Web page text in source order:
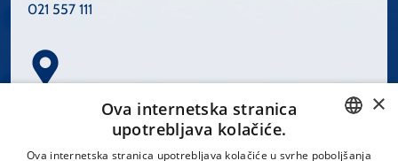
021 557 111
Spinčićeva 1, 21000 Split
CROATIAN
×
Ova internetska stranica
upotrebljava kolačiće.
Ova internetska stranica upotrebljava kolačiće u svrhe poboljšanja